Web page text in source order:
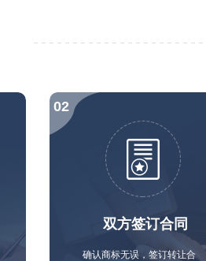
双方签订合同
确认商标无误，签订转让合